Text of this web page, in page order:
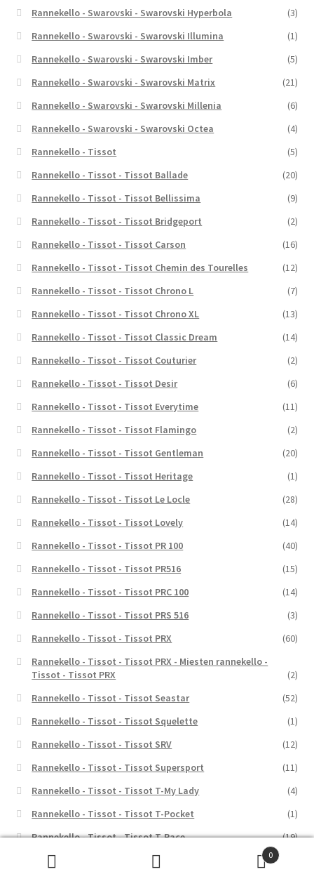
Rannekello - Swarovski - Swarovski Hyperbola
(3)
Rannekello - Swarovski - Swarovski Illumina
(1)
Rannekello - Swarovski - Swarovski Imber
(5)
Rannekello - Swarovski - Swarovski Matrix
(21)
Rannekello - Swarovski - Swarovski Millenia
(6)
Rannekello - Swarovski - Swarovski Octea
(4)
Rannekello - Tissot
(5)
Rannekello - Tissot - Tissot Ballade
(20)
Rannekello - Tissot - Tissot Bellissima
(9)
Rannekello - Tissot - Tissot Bridgeport
(2)
Rannekello - Tissot - Tissot Carson
(16)
Rannekello - Tissot - Tissot Chemin des Tourelles
(12)
Rannekello - Tissot - Tissot Chrono L
(7)
Rannekello - Tissot - Tissot Chrono XL
(13)
Rannekello - Tissot - Tissot Classic Dream
(14)
Rannekello - Tissot - Tissot Couturier
(2)
Rannekello - Tissot - Tissot Desir
(6)
Rannekello - Tissot - Tissot Everytime
(11)
Rannekello - Tissot - Tissot Flamingo
(2)
Rannekello - Tissot - Tissot Gentleman
(20)
Rannekello - Tissot - Tissot Heritage
(1)
Rannekello - Tissot - Tissot Le Locle
(28)
Rannekello - Tissot - Tissot Lovely
(14)
Rannekello - Tissot - Tissot PR 100
(40)
Rannekello - Tissot - Tissot PR516
(15)
Rannekello - Tissot - Tissot PRC 100
(14)
Rannekello - Tissot - Tissot PRS 516
(3)
Rannekello - Tissot - Tissot PRX
(60)
Rannekello - Tissot - Tissot PRX - Miesten rannekello -
Tissot - Tissot PRX
(2)
Rannekello - Tissot - Tissot Seastar
(52)
Rannekello - Tissot - Tissot Squelette
(1)
Rannekello - Tissot - Tissot SRV
(12)
Rannekello - Tissot - Tissot Supersport
(11)
Rannekello - Tissot - Tissot T-My Lady
(4)
Rannekello - Tissot - Tissot T-Pocket
(1)
Rannekello - Tissot - Tissot T-Race
(19)
Rannekello - Tissot - Tissot T-Touch Connected
0